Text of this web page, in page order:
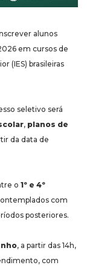
alunos
em cursos de
(IES) brasileiras
seletivo será
, planos de
da data de
o 1º e 4º
com
posteriores.
, a partir das 14h,
com